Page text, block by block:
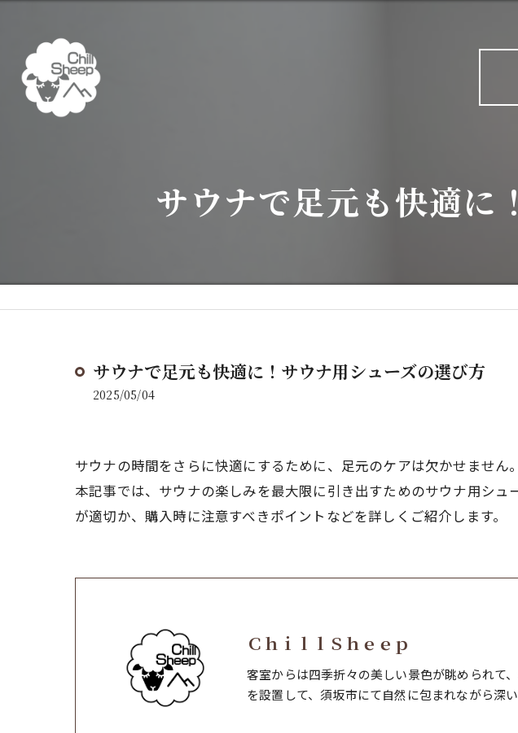
サウナで足元も快適に
サウナで足元も快適に！サウナ用シューズの選び方
2025/05/04
サウナの時間をさらに快適にするために、足元のケアは欠かせません
本記事では、サウナの楽しみを最大限に引き出すためのサウナ用シ
が適切か、購入時に注意すべきポイントなどを詳しくご紹介します。
ＣｈｉｌｌＳｈｅｅｐ
客室からは四季折々の美しい景色が眺められて
を設置して、須坂市にて自然に包まれながら深